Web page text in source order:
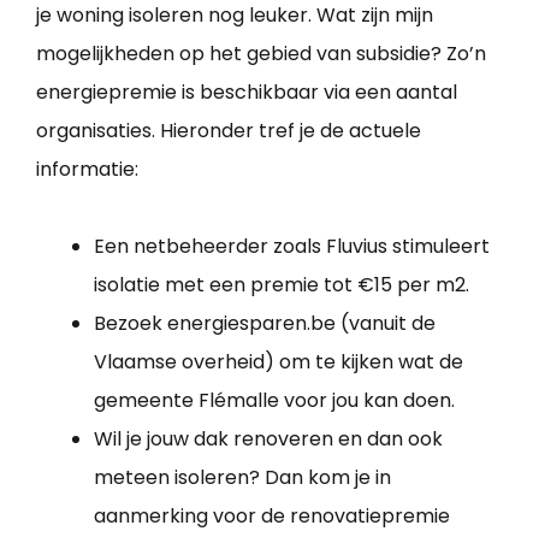
je woning isoleren nog leuker. Wat zijn mijn
mogelijkheden op het gebied van subsidie? Zo’n
energiepremie is beschikbaar via een aantal
organisaties. Hieronder tref je de actuele
informatie:
Een netbeheerder zoals Fluvius stimuleert
isolatie met een premie tot €15 per m2.
Bezoek energiesparen.be (vanuit de
Vlaamse overheid) om te kijken wat de
gemeente Flémalle voor jou kan doen.
Wil je jouw dak renoveren en dan ook
meteen isoleren? Dan kom je in
aanmerking voor de renovatiepremie